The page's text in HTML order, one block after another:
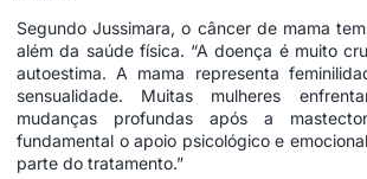
Segundo Jussimara, o câncer de mama
além da saúde física. “A doença é muito
autoestima. A mama representa
sensualidade. Muitas mulheres
mudanças profundas após a
fundamental o apoio psicológico e
parte do tratamento.”